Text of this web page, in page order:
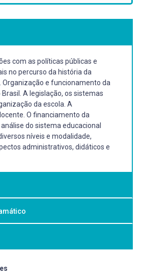
com as políticas públicas e
no percurso da história da
Organização e funcionamento da
A legislação, os sistemas
da escola. A
O financiamento da
do sistema educacional
níveis e modalidade,
administrativos, didáticos e
das políticas educacionais e
na sua relação com a estrutura
crítico sobre os sistemas
instrumentos que permitam
E SOCIEDADE
e sistema;
em dados;